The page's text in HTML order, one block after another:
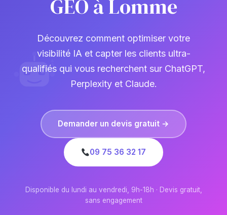
GEO à Lomme
Découvrez comment optimiser votre
visibilité IA et capter les clients ultra-
qualifiés qui vous recherchent sur ChatGPT,
Perplexity et Claude.
Demander un devis gratuit →
09 75 36 32 17
Disponible du lundi au vendredi, 9h-18h · Devis gratuit,
sans engagement